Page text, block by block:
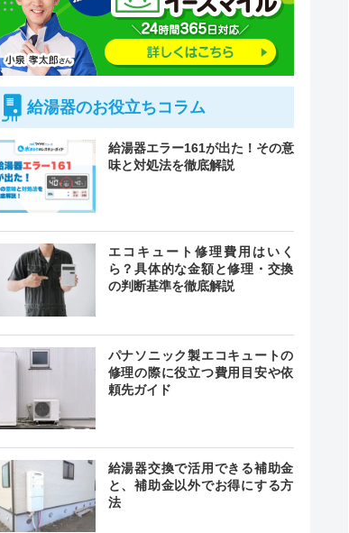
緊急駆けつけ
―
最短即日
給湯器のお役立ちコラム
給湯器エラー161が出た！その意
味と対処法を徹底解説
エコキュート修理費用はいく
ら？具体的な金額と修理・交換
の判断基準を徹底解説
パナソニック製エコキュートの
修理の際に役立つ費用目安や依
頼先ガイド
給湯器交換で活用できる補助金
と、補助金以外でお得にする方
法